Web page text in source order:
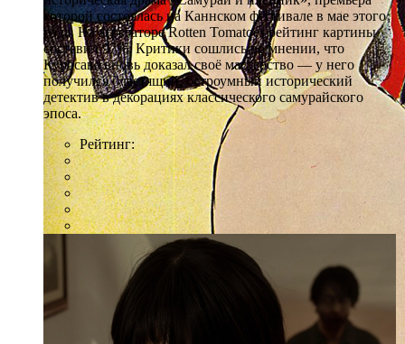
которой состоялась на Каннском фестивале в мае этого
года. На агрегаторе Rotten Tomatoes рейтинг картины
составил 97%. Критики сошлись во мнении, что
Куросава вновь доказал своё мастерство — у него
получился блестящий, остроумный исторический
детектив в декорациях классического самурайского
эпоса.
Рейтинг: